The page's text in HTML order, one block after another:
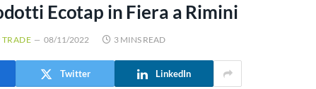
Ecotap in Fiera a Rimini
TRADE 08/11/2022 3 MINS READ
Twitter LinkedIn